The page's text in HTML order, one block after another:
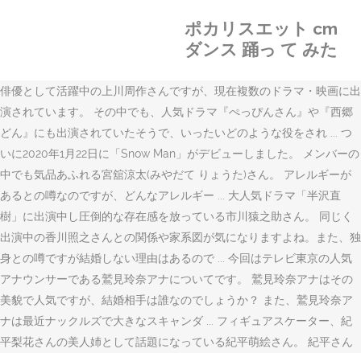
ポカリスエット cm
ダンス 踊っ て みた
俳優として活躍中の上川周作さんですが、現在複数のドラマ・映画に出
演されています。 その中でも、人気ドラマ『ぺっぴんさん』や『西郷
どん』にも出演されていたそうで、いったいどのような役をされ ... つ
いに2020年1月22日に「Snow Man」がデビューしました。 メンバーの
中でも気品あふれる宮舘涼太(みやだて りょうた)さん。 アレルギーが
あるとの噂なのですが、どんなアレルギー ... 大人気ドラマ「半沢直
樹」に出演中し圧倒的な存在感を放っている市川猿之助さん。 同じく
出演中の香川照之さんとの関係や家系図が気になりますよね。また、独
身との噂ですが結婚しない理由はあるので ... 今回はテレビ東京の人気
アナウンサーである鷲見玲奈アナについてです。 鷲見玲奈アナはその
美貌で人気ですが、結婚相手は誰なのでしょうか？ また、鷲見玲奈ア
ナは最近ナックルズで大きなスキャンダ ... フィギュアスケーター、紀
平梨花さんの美人姉として話題になっている紀平萌絵さん。 紀平さん